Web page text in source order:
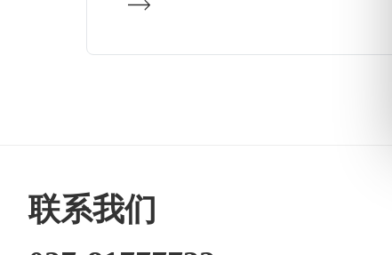
联系我们